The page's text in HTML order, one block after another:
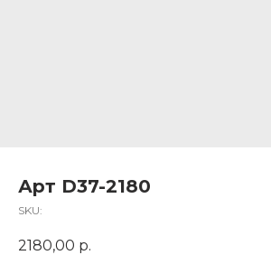
Арт D37-2180
SKU:
2180,00 р.